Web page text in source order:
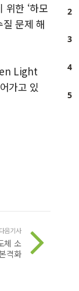
한 ‘하모
문제 해
Light
가고 있
다음기사
체 소
격화
2
3
4
5